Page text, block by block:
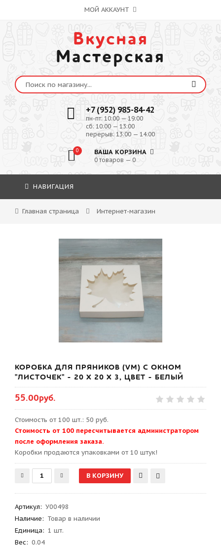
МОЙ АККАУНТ
Вкусная
Мастерская
+7 (952) 985-84-42
пн-пт: 10:00 — 19:00
сб: 10:00 — 13:00
перерыв: 13:00 — 14:00
0 ВАША КОРЗИНА
0 товаров — 0
НАВИГАЦИЯ
Главная страница Интернет-магазин
КОРОБКА ДЛЯ ПРЯНИКОВ (VM) С ОКНОМ
"ЛИСТОЧЕК" - 20 Х 20 Х 3, ЦВЕТ - БЕЛЫЙ
55.00руб.
Стоимость от 100 шт.: 50 руб.
Стоимость от 100 пересчитывается администратором
после оформления заказа.
Kоробки продаются упаковками от 10 штук!
Артикул: У00498
Наличие: Товар в наличии
Единица: 1 шт.
Вес: 0.04